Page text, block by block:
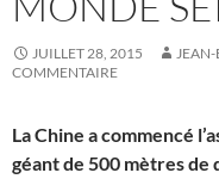
JUILLET 28, 2015 JEAN-
COMMENTAIRE
La Chine a commencé
géant de 500 mètres de